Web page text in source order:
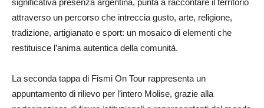
attraverso un percorso che intreccia gusto, arte, religione,
tradizione, artigianato e sport: un mosaico di elementi che
restituisce l’anima autentica della comunità.
La seconda tappa di Fismi On Tour rappresenta un
appuntamento di rilievo per l’intero Molise, grazie alla